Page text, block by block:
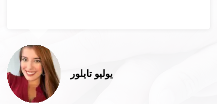
يوليو تايلور